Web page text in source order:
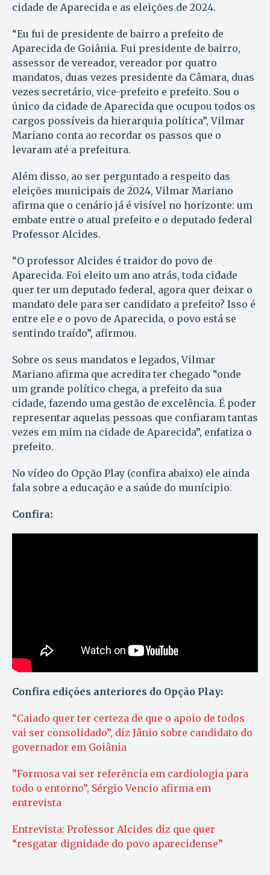
cidade de Aparecida e as eleições de 2024.
“Eu fui de presidente de bairro a prefeito de
Aparecida de Goiânia. Fui presidente de bairro,
assessor de vereador, vereador por quatro
mandatos, duas vezes presidente da Câmara, duas
vezes secretário, vice-prefeito e prefeito. Sou o
único da cidade de Aparecida que ocupou todos os
cargos possíveis da hierarquia política”, Vilmar
Mariano conta ao recordar os passos que o
levaram até a prefeitura.
Além disso, ao ser perguntado a respeito das
eleições municipais de 2024, Vilmar Mariano
afirma que o cenário já é visível no horizonte: um
embate entre o atual prefeito e o deputado federal
Professor Alcides.
“O professor Alcides é traidor do povo de
Aparecida. Foi eleito um ano atrás, toda cidade
quer ter um deputado federal, agora quer deixar o
mandato dele para ser candidato a prefeito? Isso é
entre ele e o povo de Aparecida, o povo está se
sentindo traído”, afirmou.
Sobre os seus mandatos e legados, Vilmar
Mariano afirma que acredita ter chegado “onde
um grande político chega, a prefeito da sua
cidade, fazendo uma gestão de excelência. É poder
representar aquelas pessoas que confiaram tantas
vezes em mim na cidade de Aparecida”, enfatiza o
prefeito.
No vídeo do Opção Play (confira abaixo) ele ainda
fala sobre a educação e a saúde do munícipio.
Confira:
Confira edições anteriores do Opção Play:
“Caiado quer ter certeza de que o apoio de todos
vai ser consolidado”, diz Jânio sobre candidato do
governador em Goiânia
”Formosa vai ser referência em cardiologia para
todo o entorno”, Sérgio Vencio afirma em
entrevista
Entrevista: Professor Alcides diz que quer
“resgatar dignidade do povo aparecidense”